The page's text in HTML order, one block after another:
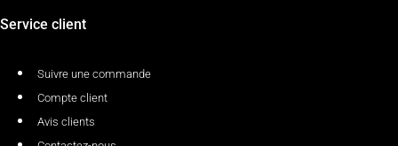
Service client
Suivre une commande
Compte client
Avis clients